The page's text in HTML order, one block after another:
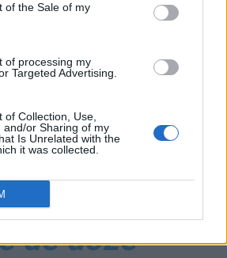
of the Sale of my
of processing my
Targeted Advertising.
of Collection, Use,
and/or Sharing of my
Is Unrelated with the
it was collected.
Primul
Covid e
și a intrat în
Pfizer
de
de doze